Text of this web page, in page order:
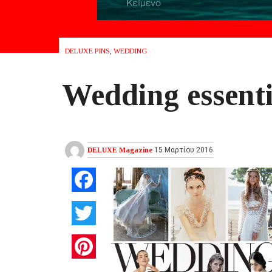
DELUXE PINS, WEDDING
Wedding
DELUXE Magazine 15 Μαρτίου 2016
Facebook
Twitter
Pinterest